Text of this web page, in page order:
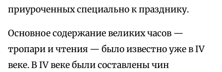
приуроченных специально к празднику.
Основное содержание великих часов —
тропари и чтения — было известно уже в IV
веке. В IV веке были составлены чин